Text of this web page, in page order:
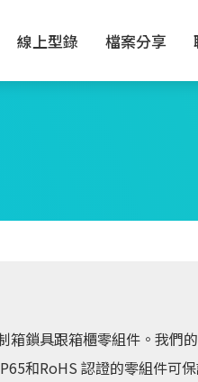
線上型錄 檔案分享
箱鎖具跟箱櫃零組件。我們
和RoHS 認證的零組件可